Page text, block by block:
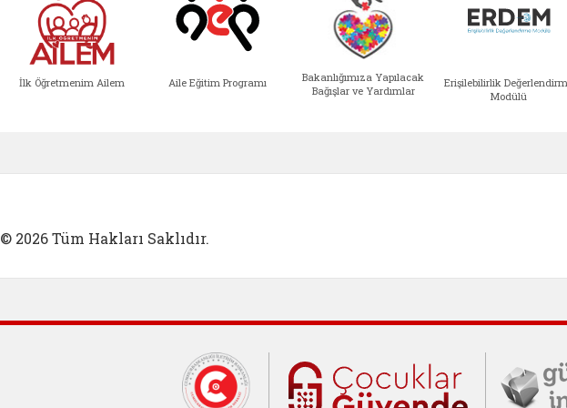
İlk Öğretmenim Ailem Aile Eğitim Programı
Bakanlığımıza Yapılacak
Bağışlar ve Yardımlar
Erişilebilirlik
Modülü
© 2026 Tüm Hakları Saklıdır.
Cumhurbaşkanlığı İletişim Merkezi
Çocuklar